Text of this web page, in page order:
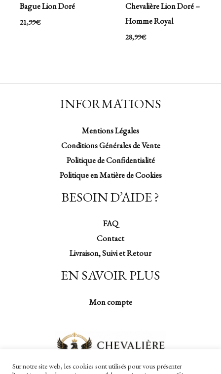
Bague Lion Doré
21,99€
Chevalière Lion Doré –
Homme Royal
28,99€
INFORMATIONS
Mentions Légales
Conditions Générales de Vente
Politique de Confidentialité
Politique en Matière de Cookies
BESOIN D’AIDE ?
FAQ
Contact
Livraison, Suivi et Retour
EN SAVOIR PLUS
Mon compte
Sur notre site web, les cookies sont utilisés pour vous présenter